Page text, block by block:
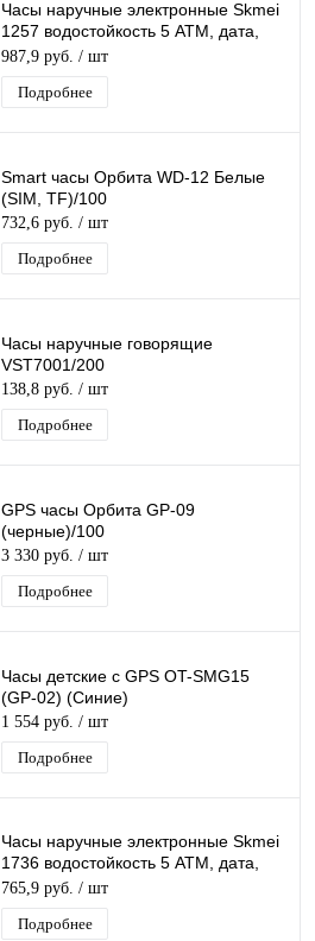
Часы наручные электронные Skmei
1257 водостойкость 5 АТМ, дата,
будильник, секундомер, подсветка
987,9 руб. / шт
Подробнее
Smart часы Орбита WD-12 Белые
(SIM, TF)/100
732,6 руб. / шт
Подробнее
Часы наручные говорящие
VST7001/200
138,8 руб. / шт
Подробнее
GPS часы Орбита GP-09
(черные)/100
3 330 руб. / шт
Подробнее
Часы детские с GPS OT-SMG15
(GP-02) (Синие)
1 554 руб. / шт
Подробнее
Часы наручные электронные Skmei
1736 водостойкость 5 АТМ, дата,
будильник, секундомер, подсветка
765,9 руб. / шт
Подробнее